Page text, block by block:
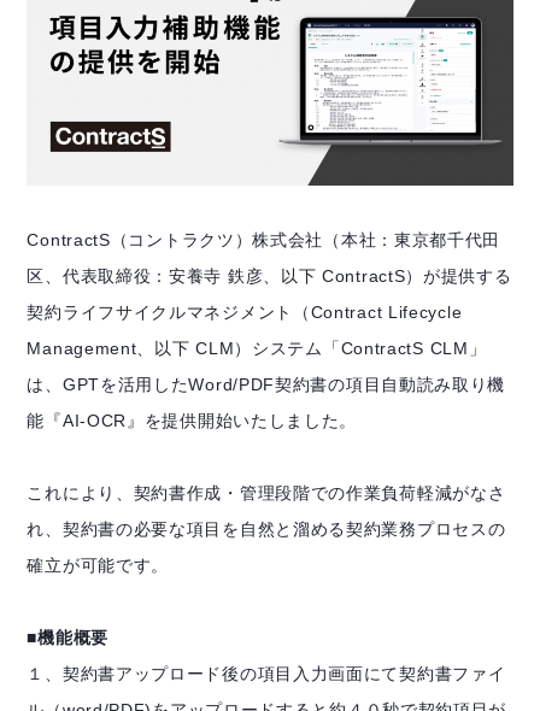
ContractS（コントラクツ）株式会社（本社：東京都千代田
区、代表取締役：安養寺 鉄彦、以下 ContractS）が提供する
契約ライフサイクルマネジメント（Contract Lifecycle
Management、以下 CLM）システム「ContractS CLM」
は、GPTを活用したWord/PDF契約書の項目自動読み取り機
能『AI-OCR』を提供開始いたしました。
これにより、契約書作成・管理段階での作業負荷軽減がなさ
れ、契約書の必要な項目を自然と溜める契約業務プロセスの
確立が可能です。
■機能概要
１、契約書アップロード後の項目入力画面にて契約書ファイ